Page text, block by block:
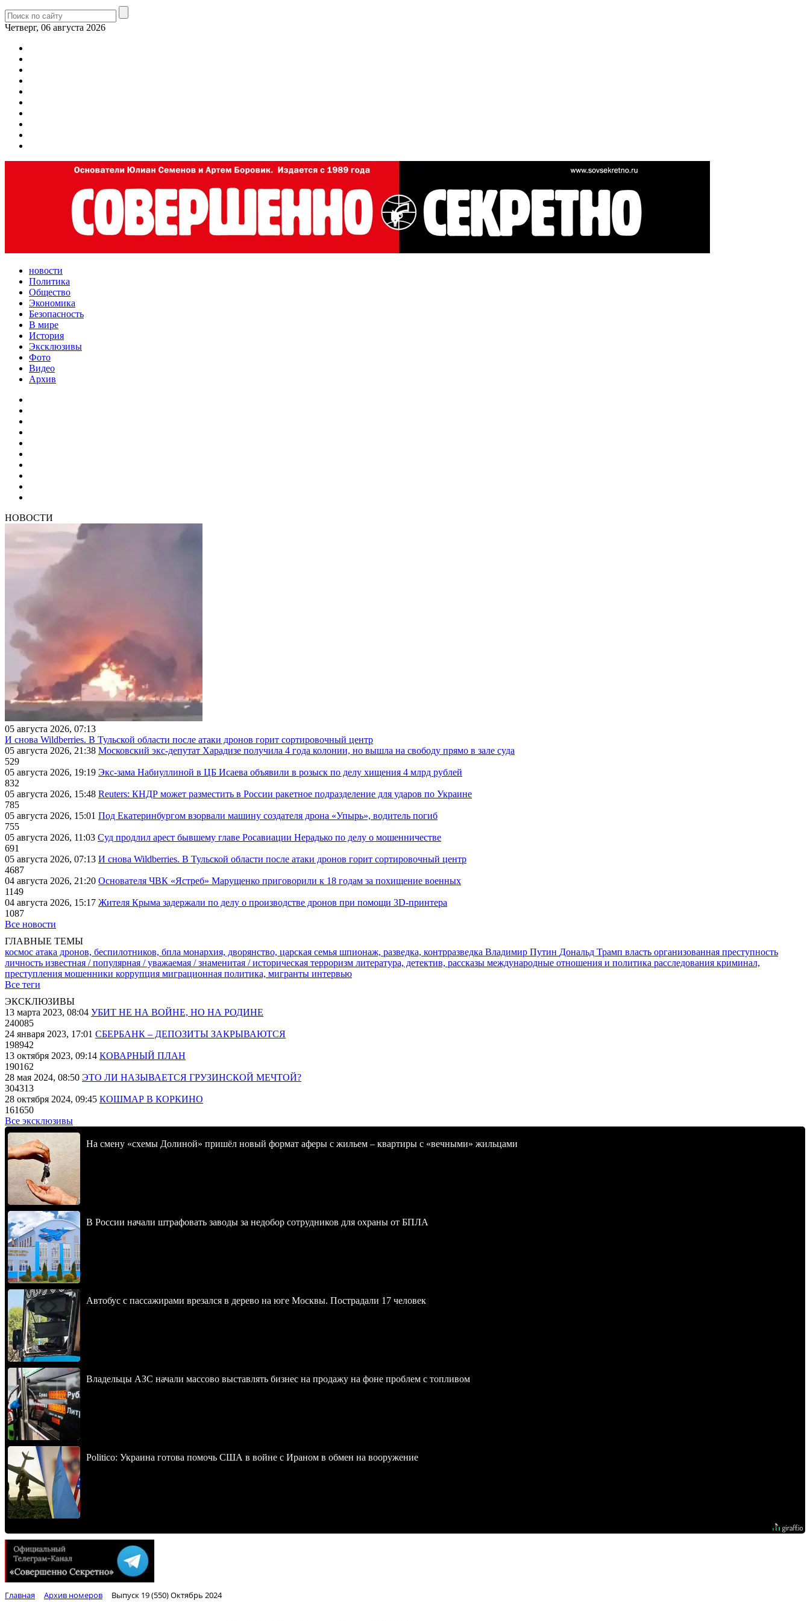
Четверг, 06 августа 2026
новости
Политика
Общество
Экономика
Безопасность
В мире
История
Эксклюзивы
Фото
Видео
Архив
НОВОСТИ
05 августа 2026, 07:13
И снова Wildberries. В Тульской области после атаки дронов горит сортировочный центр
05 августа 2026, 21:38 Московский экс-депутат Харадизе получила 4 года колонии, но вышла на свободу прямо в зале суда
529
05 августа 2026, 19:19 Экс-зама Набиуллиной в ЦБ Исаева объявили в розыск по делу хищения 4 млрд рублей
832
05 августа 2026, 15:48 Reuters: КНДР может разместить в России ракетное подразделение для ударов по Украине
785
05 августа 2026, 15:01 Под Екатеринбургом взорвали машину создателя дрона «Упырь», водитель погиб
755
05 августа 2026, 11:03 Суд продлил арест бывшему главе Росавиации Нерадько по делу о мошенничестве
691
05 августа 2026, 07:13 И снова Wildberries. В Тульской области после атаки дронов горит сортировочный центр
4687
04 августа 2026, 21:20 Основателя ЧВК «Ястреб» Марущенко приговорили к 18 годам за похищение военных
1149
04 августа 2026, 15:17 Жителя Крыма задержали по делу о производстве дронов при помощи 3D‑принтера
1087
Все новости
ГЛАВНЫЕ ТЕМЫ
космос атака дронов, беспилотников, бпла монархия, дворянство, царская семья шпионаж, разведка, контрразведка Владимир Путин Дональд Трамп власть организованная преступность
личность известная / популярная / уважаемая / знаменитая / историческая терроризм литература, детектив, рассказы международные отношения и политика расследования криминал,
преступления мошенники коррупция миграционная политика, мигранты интервью
Все теги
ЭКСКЛЮЗИВЫ
13 марта 2023, 08:04 УБИТ НЕ НА ВОЙНЕ, НО НА РОДИНЕ
240085
24 января 2023, 17:01 СБЕРБАНК – ДЕПОЗИТЫ ЗАКРЫВАЮТСЯ
198942
13 октября 2023, 09:14 КОВАРНЫЙ ПЛАН
190162
28 мая 2024, 08:50 ЭТО ЛИ НАЗЫВАЕТСЯ ГРУЗИНСКОЙ МЕЧТОЙ?
304313
28 октября 2024, 09:45 КОШМАР В КОРКИНО
161650
Все эксклюзивы
На смену «схемы Долиной» пришёл новый формат аферы с жильем – квартиры с «вечными» жильцами
В России начали штрафовать заводы за недобор сотрудников для охраны от БПЛА
Автобус с пассажирами врезался в дерево на юге Москвы. Пострадали 17 человек
Владельцы АЗС начали массово выставлять бизнес на продажу на фоне проблем с топливом
Politico: Украина готова помочь США в войне с Ираном в обмен на вооружение
Главная Архив номеров Выпуск 19 (550) Октябрь 2024